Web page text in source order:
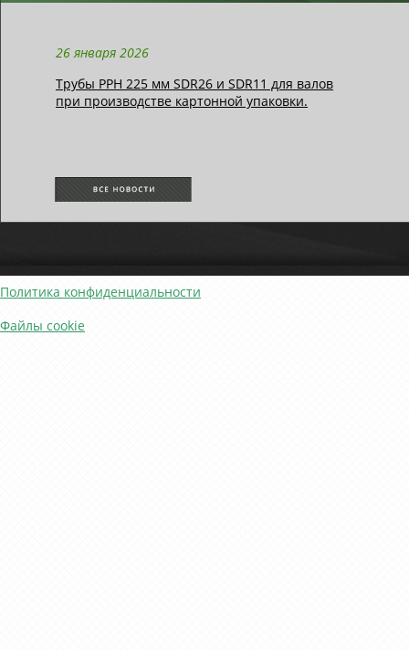
26 января 2026
Трубы РРН 225 мм SDR26 и SDR11 для валов
при производстве картонной упаковки.
Политика конфиденциальности
Файлы cookie